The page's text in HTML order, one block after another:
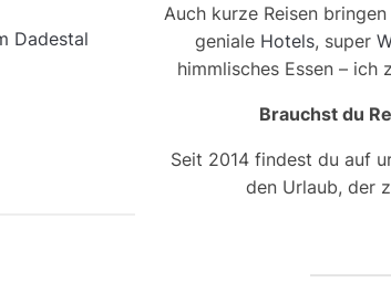
Dadestal
Auch kurze Reisen
geniale Hotels, super
himmlisches Essen – ich
Brauchst du
Seit 2014 findest du auf
den Urlaub, der